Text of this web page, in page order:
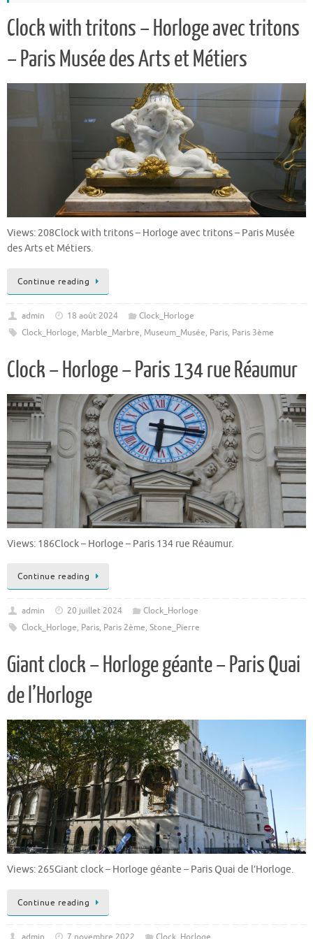
Clock with tritons – Horloge avec tritons
– Paris Musée des Arts et Métiers
Views: 208Clock with tritons – Horloge avec tritons – Paris Musée
des Arts et Métiers.
Continue reading
admin 18 août 2024
Clock_Horloge
Clock_Horloge, Marble_Marbre, Museum_Musée, Paris, Paris 3ème
Clock – Horloge – Paris 134 rue Réaumur
Views: 186Clock – Horloge – Paris 134 rue Réaumur.
Continue reading
admin 20 juillet 2024
Clock_Horloge
Clock_Horloge, Paris, Paris 2ème, Stone_Pierre
Giant clock – Horloge géante – Paris Quai
de l’Horloge
Views: 265Giant clock – Horloge géante – Paris Quai de l’Horloge.
Continue reading